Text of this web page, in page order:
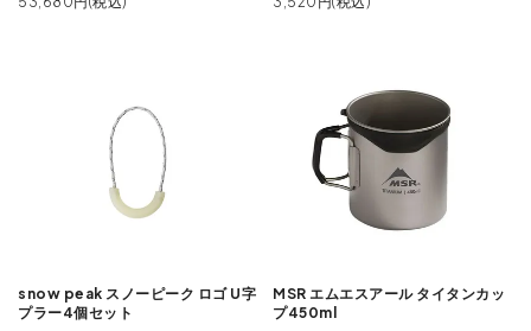
snow peak スノーピーク ロゴ U字
プラー4個セット
MSR エムエスアール タイタンカッ
プ450ml